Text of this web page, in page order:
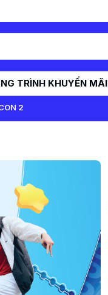
TRÌNH KHUYẾN MÃI
2